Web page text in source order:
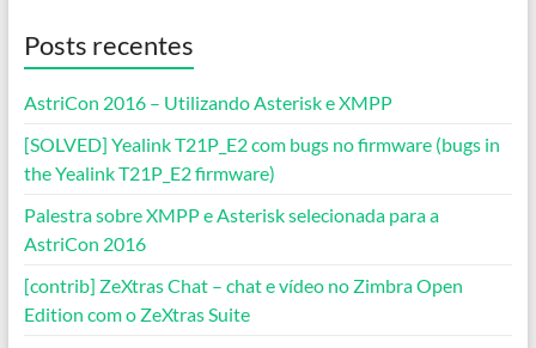
Posts recentes
AstriCon 2016 – Utilizando Asterisk e XMPP
[SOLVED] Yealink T21P_E2 com bugs no firmware (bugs in
the Yealink T21P_E2 firmware)
Palestra sobre XMPP e Asterisk selecionada para a
AstriCon 2016
[contrib] ZeXtras Chat – chat e vídeo no Zimbra Open
Edition com o ZeXtras Suite